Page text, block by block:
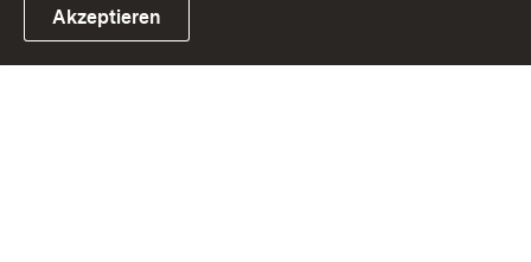
Link zum Landesportal
Akzeptieren